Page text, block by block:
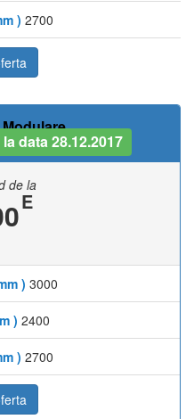
) 2700
data 28.12.2017
de la
E
) 3000
) 2400
) 2700